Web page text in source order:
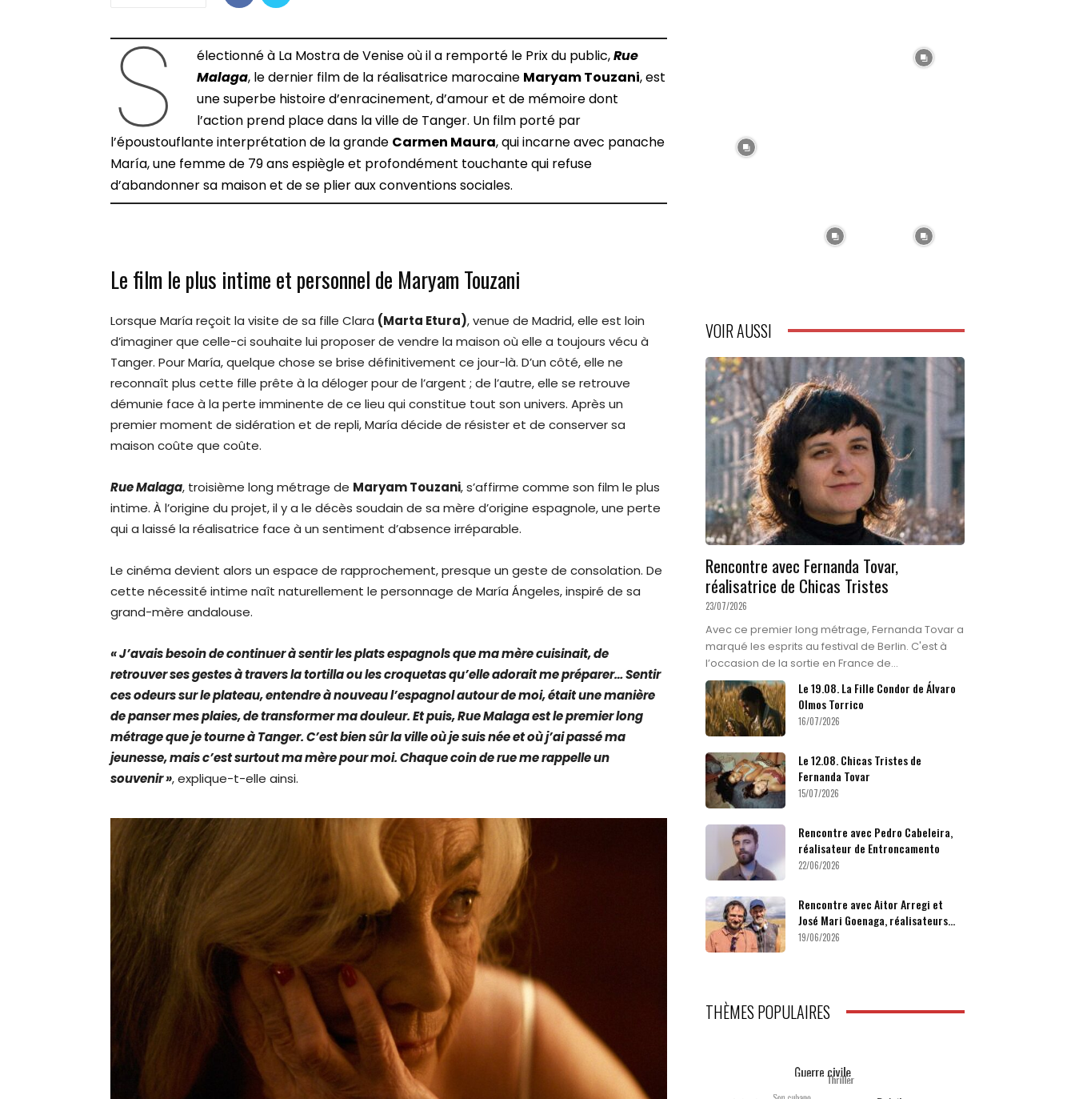
S électionné à La Mostra de Venise où il a remporté le Prix du public,Rue
Malaga, le dernier film de la réalisatrice marocaine Maryam Touzani, est
une superbe histoire d’enracinement, d’amour et de mémoire dont
l’action prend place dans la ville de Tanger. Un film porté par
l’époustouflante interprétation de la grande Carmen Maura, qui incarne avec panache
María, une femme de 79 ans espiègle et profondément touchante qui refuse
d’abandonner sa maison et de se plier aux conventions sociales.
Le film le plus intime et personnel de Maryam Touzani
Lorsque María reçoit la visite de sa fille Clara (Marta Etura), venue de Madrid, elle est loin
d’imaginer que celle-ci souhaite lui proposer de vendre la maison où elle a toujours vécu à
Tanger. Pour María, quelque chose se brise définitivement ce jour-là. D’un côté, elle ne
reconnaît plus cette fille prête à la déloger pour de l’argent ; de l’autre, elle se retrouve
démunie face à la perte imminente de ce lieu qui constitue tout son univers. Après un
premier moment de sidération et de repli, María décide de résister et de conserver sa
maison coûte que coûte.
Rue Malaga, troisième long métrage de Maryam Touzani, s’affirme comme son film le plus
intime. À l’origine du projet, il y a le décès soudain de sa mère d’origine espagnole, une perte
qui a laissé la réalisatrice face à un sentiment d’absence irréparable.
Le cinéma devient alors un espace de rapprochement, presque un geste de consolation. De
cette nécessité intime naît naturellement le personnage de María Ángeles, inspiré de sa
grand-mère andalouse.
« J’avais besoin de continuer à sentir les plats es­pagnols que ma mère cuisinait, de
retrouver ses gestes à travers la tortilla ou les croquetas qu’elle adorait me préparer… Sentir
ces odeurs sur le pla­teau, entendre à nouveau l’espagnol autour de moi, était une manière
de panser mes plaies, de transformer ma douleur. Et puis, Rue Malaga est le premier long
métrage que je tourne à Tanger. C’est bien sûr la ville où je suis née et où j’ai passé ma
jeunesse, mais c’est surtout ma mère pour moi. Chaque coin de rue me rappelle un
souvenir », explique-t-elle ainsi.
VOIR AUSSI
Rencontre avec Fernanda Tovar,
réalisatrice de Chicas Tristes
23/07/2026
Avec ce premier long métrage, Fernanda Tovar a
marqué les esprits au festival de Berlin. C'est à
l’occasion de la sortie en France de...
Le 19.08. La Fille Condor de Álvaro
Olmos Torrico
16/07/2026
Le 12.08. Chicas Tristes de
Fernanda Tovar
15/07/2026
Rencontre avec Pedro Cabeleira,
réalisateur de Entroncamento
22/06/2026
Rencontre avec Aitor Arregi et
José Mari Goenaga, réalisateurs...
19/06/2026
THÈMES POPULAIRES